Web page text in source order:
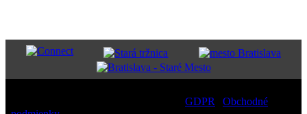
GDPR
Obchodné